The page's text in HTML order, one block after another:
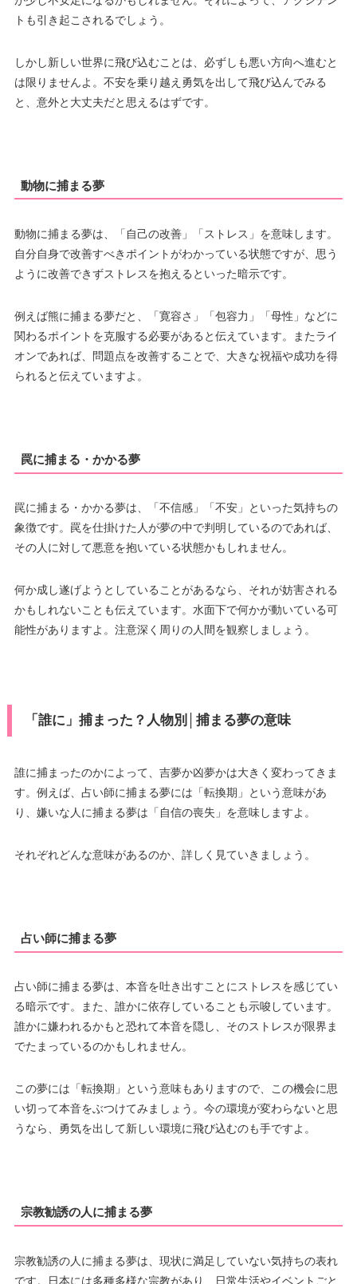
トも引き起こされるでしょう。
しかし新しい世界に飛び込むことは、必ずしも悪い方向へ進むと
は限りませんよ。不安を乗り越え勇気を出して飛び込んでみる
と、意外と大丈夫だと思えるはずです。
動物に捕まる夢
動物に捕まる夢は、「自己の改善」「ストレス」を意味します。
自分自身で改善すべきポイントがわかっている状態ですが、思う
ように改善できずストレスを抱えるといった暗示です。
例えば熊に捕まる夢だと、「寛容さ」「包容力」「母性」などに
関わるポイントを克服する必要があると伝えています。またライ
オンであれば、問題点を改善することで、大きな祝福や成功を得
られると伝えていますよ。
罠に捕まる・かかる夢
罠に捕まる・かかる夢は、「不信感」「不安」といった気持ちの
象徴です。罠を仕掛けた人が夢の中で判明しているのであれば、
その人に対して悪意を抱いている状態かもしれません。
何か成し遂げようとしていることがあるなら、それが妨害される
かもしれないことも伝えています。水面下で何かが動いている可
能性がありますよ。注意深く周りの人間を観察しましょう。
「誰に」捕まった？人物別│捕まる夢の意味
誰に捕まったのかによって、吉夢か凶夢かは大きく変わってきま
す。例えば、占い師に捕まる夢には「転換期」という意味があ
り、嫌いな人に捕まる夢は「自信の喪失」を意味しますよ。
それぞれどんな意味があるのか、詳しく見ていきましょう。
占い師に捕まる夢
占い師に捕まる夢は、本音を吐き出すことにストレスを感じてい
る暗示です。また、誰かに依存していることも示唆しています。
誰かに嫌われるかもと恐れて本音を隠し、そのストレスが限界ま
でたまっているのかもしれません。
この夢には「転換期」という意味もありますので、この機会に思
い切って本音をぶつけてみましょう。今の環境が変わらないと思
うなら、勇気を出して新しい環境に飛び込むのも手ですよ。
宗教勧誘の人に捕まる夢
宗教勧誘の人に捕まる夢は、現状に満足していない気持ちの表れ
です。日本には多種多様な宗教があり、日常生活やイベントごと